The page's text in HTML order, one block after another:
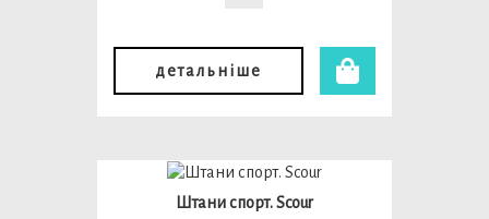
детальніше
Штани спорт. Scour